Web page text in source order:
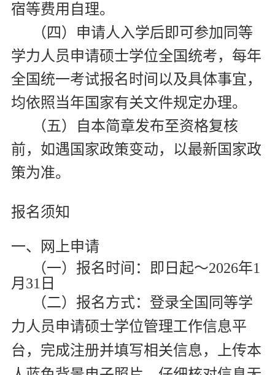
宿等费用自理。
（四）申请人入学后即可参加同等
学力人员申请硕士学位全国统考，每年
全国统一考试报名时间以及具体事宜，
均依照当年国家有关文件规定办理。
（五）自本简章发布至资格复核
前，如遇国家政策变动，以最新国家政
策为准。
报名须知
一、网上申请
（一）报名时间：即日起～2026年1
月 31 日
（二）报名方式：登录全国同等学
力人员申请硕士学位管理工作信息平
台 ，完成注册并填写相关信息，上传本